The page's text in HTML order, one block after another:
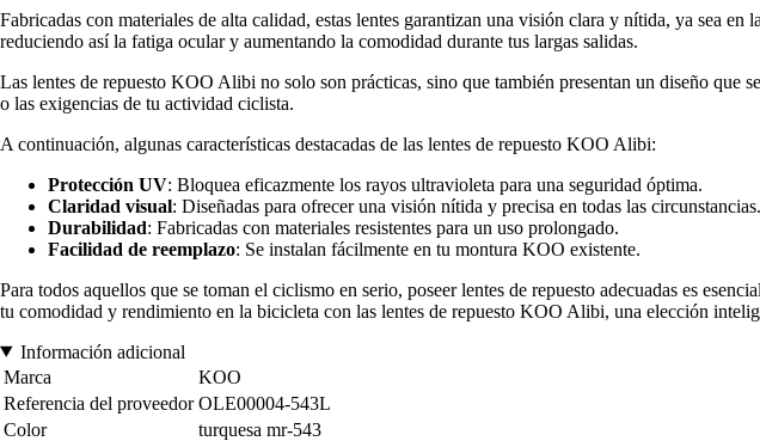
Fabricadas con materiales de alta calidad, estas lentes garantizan una visión clara y nítida, ya sea
reduciendo así la fatiga ocular y aumentando la comodidad durante tus largas salidas.
Las lentes de repuesto KOO Alibi no solo son prácticas, sino que también presentan un diseño que
o las exigencias de tu actividad ciclista.
A continuación, algunas características destacadas de las lentes de repuesto KOO Alibi:
Protección UV: Bloquea eficazmente los rayos ultravioleta para una seguridad óptima.
Claridad visual: Diseñadas para ofrecer una visión nítida y precisa en todas las circunstancias.
Durabilidad: Fabricadas con materiales resistentes para un uso prolongado.
Facilidad de reemplazo: Se instalan fácilmente en tu montura KOO existente.
Para todos aquellos que se toman el ciclismo en serio, poseer lentes de repuesto adecuadas es
tu comodidad y rendimiento en la bicicleta con las lentes de repuesto KOO Alibi, una elección
Información adicional
Marca
KOO
Referencia del proveedor OLE00004-543L
Color
turquesa mr-543